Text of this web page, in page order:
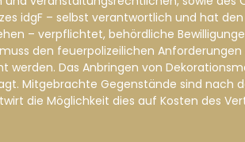
idgF – selbst verantwortlich und hat
– verpflichtet, behördliche
den feuerpolizeilichen
werden. Das Anbringen von
Mitgebrachte Gegenstände sind nach
die Möglichkeit dies auf Kosten des